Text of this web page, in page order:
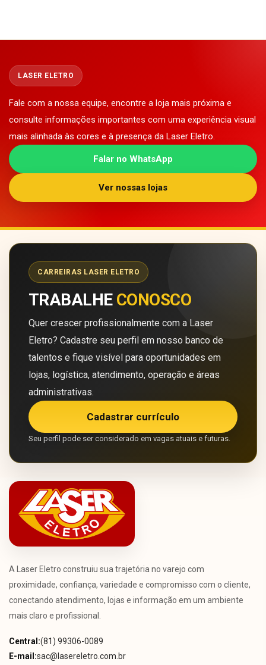
LASER ELETRO
Fale com a nossa equipe, encontre a loja mais próxima e
consulte informações importantes com uma experiência visual
mais alinhada às cores e à presença da Laser Eletro.
Falar no WhatsApp
Ver nossas lojas
CARREIRAS LASER ELETRO
TRABALHE CONOSCO
Quer crescer profissionalmente com a Laser
Eletro? Cadastre seu perfil em nosso banco de
talentos e fique visível para oportunidades em
lojas, logística, atendimento, operação e áreas
administrativas.
Cadastrar currículo
Seu perfil pode ser considerado em vagas atuais e futuras.
A Laser Eletro construiu sua trajetória no varejo com
proximidade, confiança, variedade e compromisso com o cliente,
conectando atendimento, lojas e informação em um ambiente
mais claro e profissional.
Central:(81) 99306-0089
E-mail:sac@lasereletro.com.br